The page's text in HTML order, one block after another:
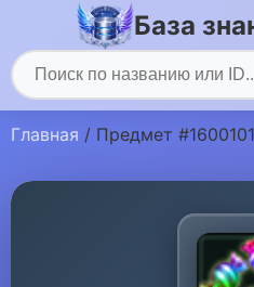
База
Главная / Предмет